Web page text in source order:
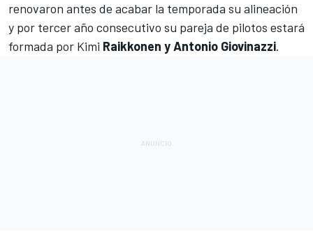
renovaron antes de acabar la temporada su alineación
y por tercer año consecutivo su pareja de pilotos estará
formada por Kimi Raikkonen y Antonio Giovinazzi.